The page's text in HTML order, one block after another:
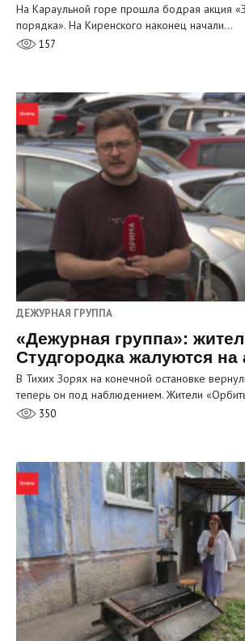
На Караульной горе прошла бодрая акция
порядка». На Киренского наконец начали…
157
ДЕЖУРНАЯ ГРУППА
«Дежурная группа»:
Студгородка жалуются на
В Тихих Зорях на конечной остановке
теперь он под наблюдением. Жители
350